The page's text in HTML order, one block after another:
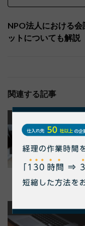
NPO法人における
ットについても解説
関連する記事
DX